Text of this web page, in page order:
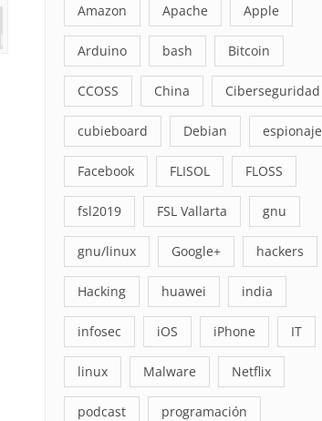
Amazon Apache Apple
Arduino bash Bitcoin
CCOSS China Ciberseguridad
cubieboard Debian espionaje
Facebook FLISOL FLOSS
fsl2019 FSL Vallarta gnu
gnu/linux Google+ hackers
Hacking huawei india
infosec iOS iPhone IT
linux Malware Netflix
podcast programación